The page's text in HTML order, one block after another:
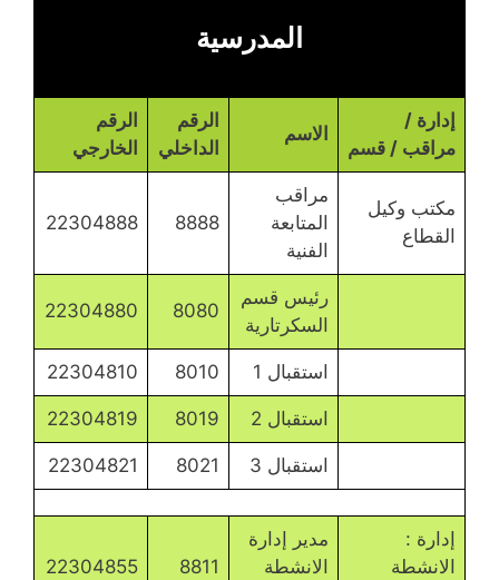
المدرسية
إدارة /
مراقب / قسم
الاسم
الرقم
الداخلي
الرقم
الخارجي
مكتب وكيل
القطاع
مراقب
المتابعة
الفنية
8888
22304888
رئيس قسم
السكرتارية
8080
22304880
استقبال 1 8010
22304810
استقبال 2 8019
22304819
استقبال 3 8021
22304821
إدارة :
الانشطة
مدير إدارة
الانشطة
8811
22304855